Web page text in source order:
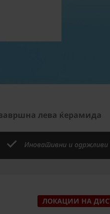
лева ќерамида
Иновативни и одржливи
ЛОКАЦИИ НА